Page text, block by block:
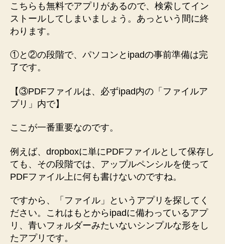
こちらも無料でアプリがあるので、検索してイン
ストールしてしまいましょう。あっという間に終
わります。
①と②の段階で、パソコンとipadの事前準備は完
了です。
【③PDFファイルは、必ずipad内の「ファイルア
プリ」内で】
ここが一番重要なのです。
例えば、dropboxに単にPDFファイルとして保存し
ても、その段階では、アップルペンシルを使って
PDFファイル上に何も書けないのですね。
ですから、「ファイル」というアプリを探してく
ださい。これはもとからipadに備わっているアプ
リ、青いフォルダーみたいないシンプルな形をし
たアプリです。